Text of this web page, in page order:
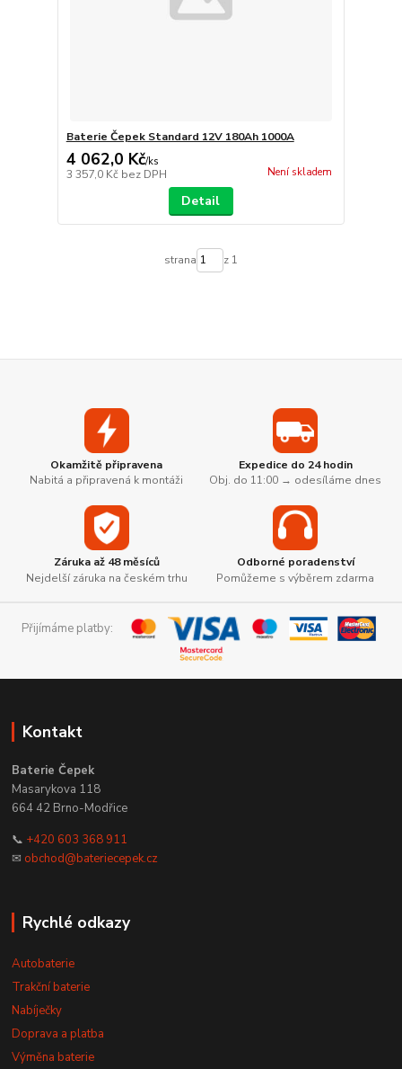
Baterie Čepek Standard 12V 180Ah 1000A
4 062,0 Kč/ks
3 357,0 Kč bez DPH Není skladem
Detail
strana z 1
Okamžitě připravena
Nabitá a připravená k montáži
Expedice do 24 hodin
Obj. do 11:00 → odesíláme dnes
Záruka až 48 měsíců
Nejdelší záruka na českém trhu
Odborné poradenství
Pomůžeme s výběrem zdarma
Přijímáme platby:
Kontakt
Baterie Čepek
Masarykova 118
664 42 Brno-Modřice
📞 +420 603 368 911
✉ obchod@bateriecepek.cz
Rychlé odkazy
Autobaterie
Trakční baterie
Nabíječky
Doprava a platba
Výměna baterie